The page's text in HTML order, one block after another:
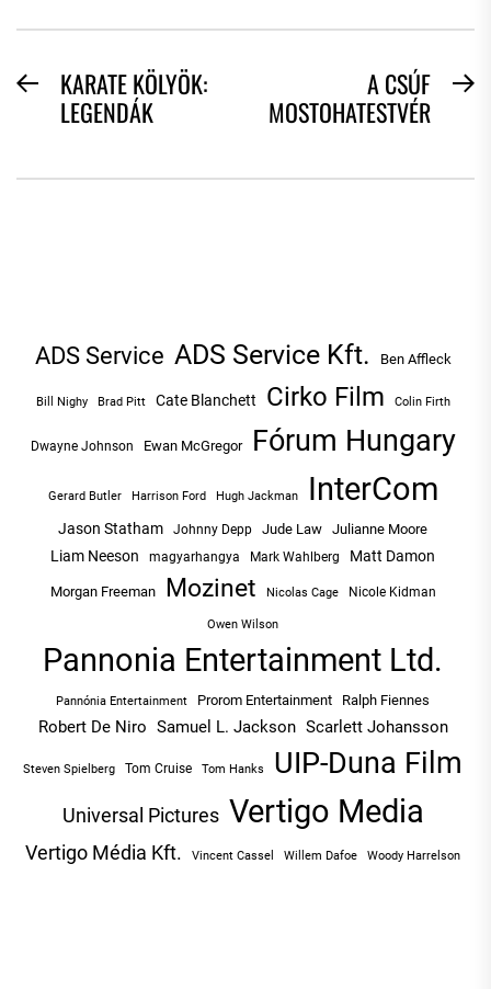
BEJEGYZÉS
NAVIGÁCIÓ
PreviousKARATE KÖLYÖK:
LEGENDÁK
A CSÚF
MOSTOHATESTVÉR
ADS Service ADS Service Kft. Ben Affleck
Bill Nighy Brad Pitt Cate Blanchett Cirko Film Colin Firth
Dwayne Johnson Ewan McGregor Fórum Hungary
Gerard Butler Harrison Ford Hugh Jackman InterCom
Jason Statham Johnny Depp Jude Law Julianne Moore
Liam Neeson magyarhangya Mark Wahlberg Matt Damon
Morgan Freeman Mozinet Nicolas Cage Nicole Kidman
Owen Wilson
Pannonia Entertainment Ltd.
Pannónia Entertainment Prorom Entertainment Ralph Fiennes
Robert De Niro Samuel L. Jackson Scarlett Johansson
Steven Spielberg Tom Cruise Tom Hanks UIP-Duna Film
Universal Pictures Vertigo Media
Vertigo Média Kft. Vincent Cassel Willem Dafoe Woody Harrelson